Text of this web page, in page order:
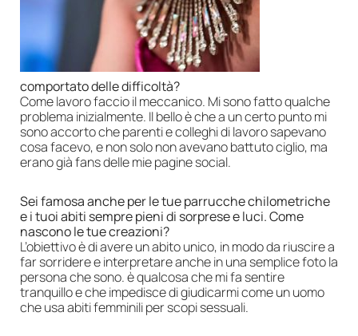
comportato delle difficoltà?
Come lavoro faccio il meccanico. Mi sono fatto qualche
problema inizialmente. Il bello è che a un certo punto mi
sono accorto che parenti e colleghi di lavoro sapevano
cosa facevo, e non solo non avevano battuto ciglio, ma
erano già fans delle mie pagine social.
Sei famosa anche per le tue parrucche chilometriche
e i tuoi abiti sempre pieni di sorprese e luci. Come
nascono le tue creazioni?
L’obiettivo è di avere un abito unico, in modo da riuscire a
far sorridere e interpretare anche in una semplice foto la
persona che sono. è qualcosa che mi fa sentire
tranquillo e che impedisce di giudicarmi come un uomo
che usa abiti femminili per scopi sessuali.